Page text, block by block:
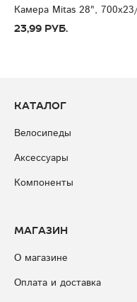
Камера Mitas 28",
23,99 руб.
Каталог
Велосипеды
Аксессуары
Компоненты
Магазин
О магазине
Оплата и доставка